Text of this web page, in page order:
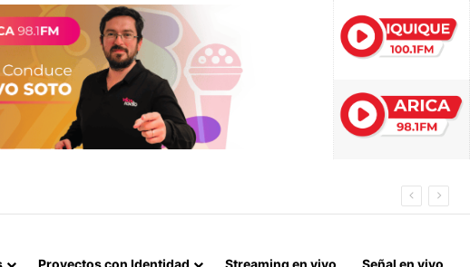
PRISIÓN PREVENTIVA
Proyectos con Identidad Streaming en vivo Señal en vivo